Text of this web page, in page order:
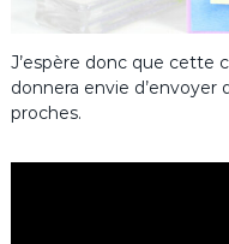
J’espère donc que cette
donnera envie d’envoyer
proches.